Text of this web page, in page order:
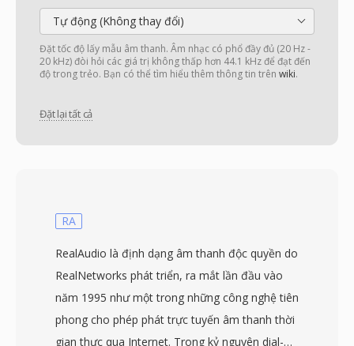
Tự động (Không thay đổi)
Đặt tốc độ lấy mẫu âm thanh. Âm nhạc có phổ đầy đủ (20 Hz -
20 kHz) đòi hỏi các giá trị không thấp hơn 44.1 kHz để đạt đến
độ trong trẻo. Bạn có thể tìm hiểu thêm thông tin trên wiki.
Đặt lại tất cả
RA
RealAudio là định dạng âm thanh độc quyền do
RealNetworks phát triển, ra mắt lần đầu vào
năm 1995 như một trong những công nghệ tiên
phong cho phép phát trực tuyến âm thanh thời
gian thực qua Internet. Trong kỷ nguyên dial-